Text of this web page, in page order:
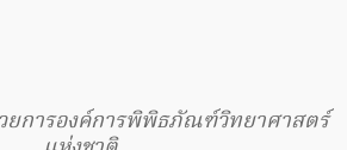
ยการองค์การพิพิธภัณฑ์วิทยาศาสตร์